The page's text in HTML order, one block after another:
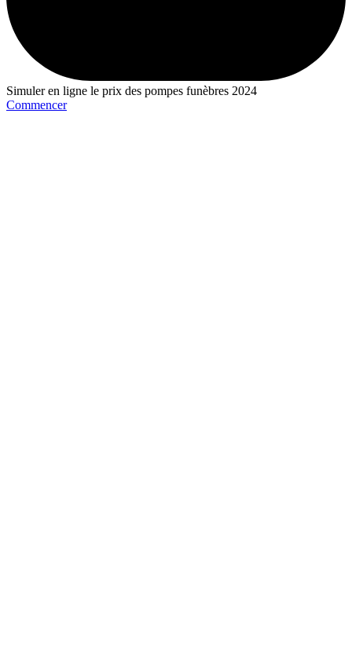
Simuler en ligne le prix des pompes funèbres 2024
Commencer